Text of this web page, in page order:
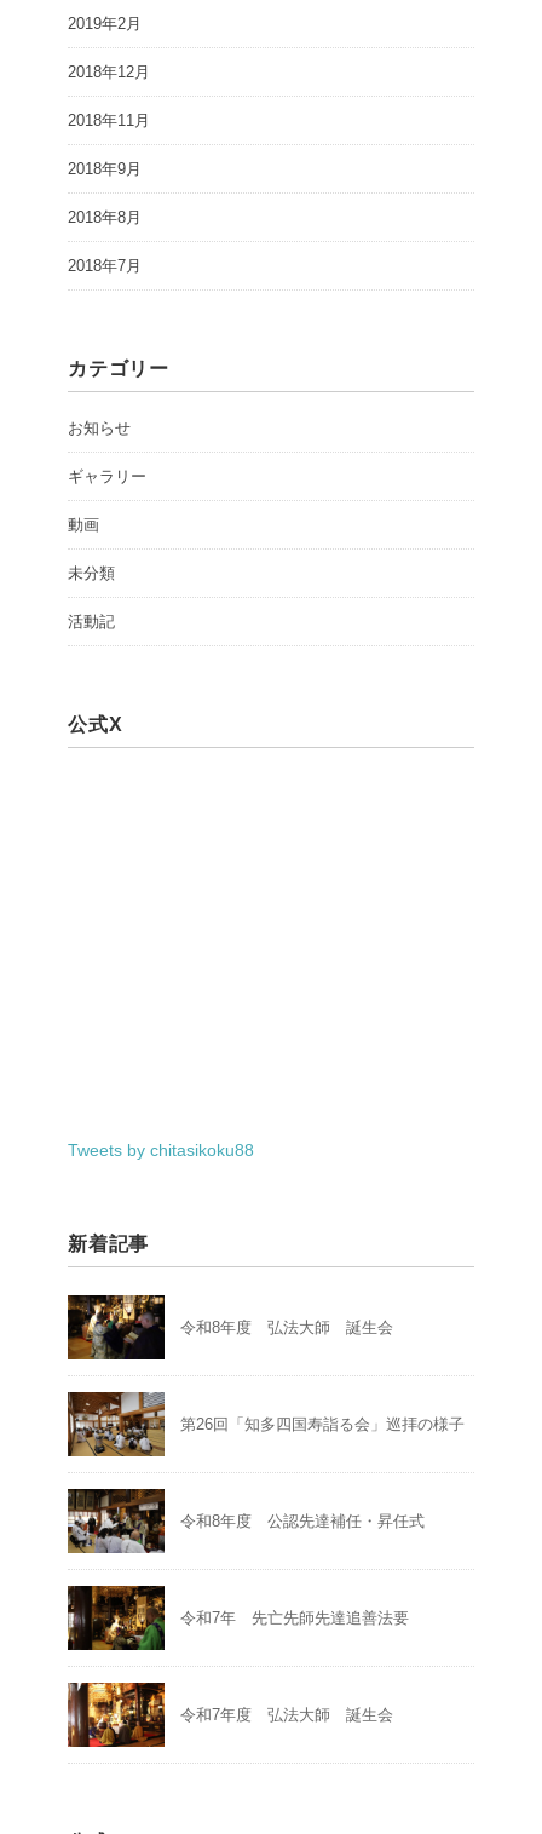
2019年2月
2018年12月
2018年11月
2018年9月
2018年8月
2018年7月
カテゴリー
お知らせ
ギャラリー
動画
未分類
活動記
公式X
Tweets by chitasikoku88
新着記事
令和8年度 弘法大師 誕生会
第26回「知多四国寿詣る会」巡拝の様子
令和8年度 公認先達補任・昇任式
令和7年 先亡先師先達追善法要
令和7年度 弘法大師 誕生会